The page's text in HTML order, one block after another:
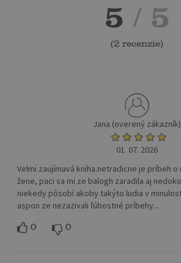
5 / 5
(2 recenzie)
Jana (overený zákazník)
01. 07. 2026
Velmi zaujímavá kniha.netradicne je príbeh
žene, paci sa mi ze balogh zaradila aj
niekedy pôsobí akoby takýto ludia v
aspon ze nezazivali ľúbostné príbehy...
0 0